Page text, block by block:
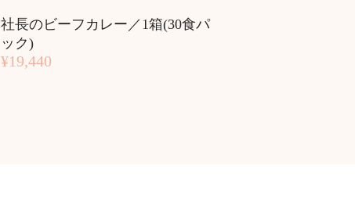
社長のビーフカレー／1箱(30食パ
ック)
¥19,440